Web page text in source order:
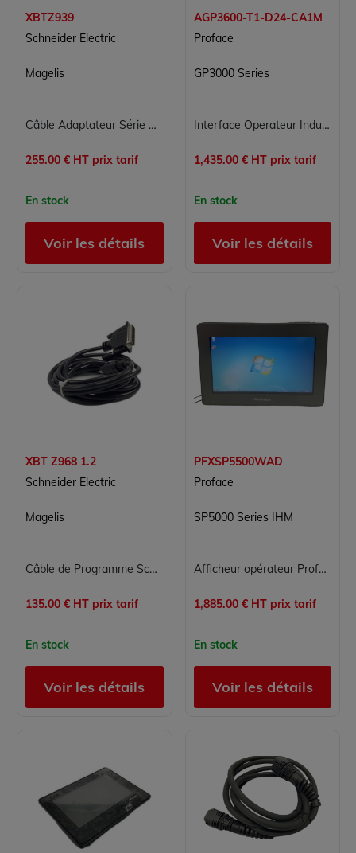
XBTZ939
Schneider Electric
Magelis
Câble Adaptateur Série Schneider Electric XBTZ939 pour Interfaces Homme-Machine
255.00 € HT prix tarif
En stock
Voir les détails
AGP3600-T1-D24-CA1M
Proface
GP3000 Series
Interface Operateur Industrielle Proface AGP3600-T1-D24-CA1M Ecran Tactile 12.1 CANopen DC24V
1,435.00 € HT prix tarif
En stock
Voir les détails
XBT Z968 1.2
Schneider Electric
Magelis
Câble de Programme Schneider Electric XBT Z968 pour Interfaces Homme-Machine
135.00 € HT prix tarif
En stock
Voir les détails
PFXSP5500WAD
Proface
SP5000 Series IHM
Afficheur opérateur Proface PFXSP5500WAD IHM tactile 10.1" TFT WXGA 1280x800 série SP5000
1,885.00 € HT prix tarif
En stock
Voir les détails